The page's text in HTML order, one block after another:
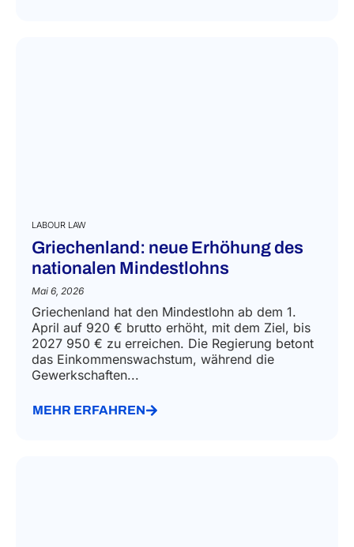
LABOUR LAW
Griechenland: neue Erhöhung des
nationalen Mindestlohns
Mai 6, 2026
Griechenland hat den Mindestlohn ab dem 1.
April auf 920 € brutto erhöht, mit dem Ziel, bis
2027 950 € zu erreichen. Die Regierung betont
das Einkommenswachstum, während die
Gewerkschaften...
MEHR ERFAHREN